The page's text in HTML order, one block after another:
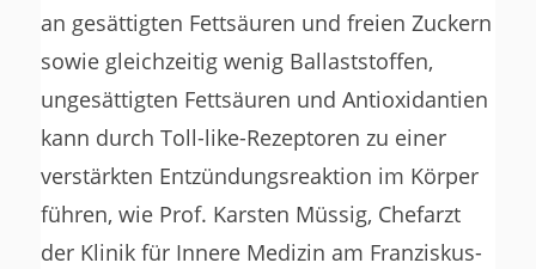
an gesättigten Fettsäuren und freien Zuckern
sowie gleichzeitig wenig Ballaststoffen,
ungesättigten Fettsäuren und Antioxidantien
kann durch Toll-like-Rezeptoren zu einer
verstärkten Entzündungsreaktion im Körper
führen, wie Prof. Karsten Müssig, Chefarzt
der Klinik für Innere Medizin am Franziskus-